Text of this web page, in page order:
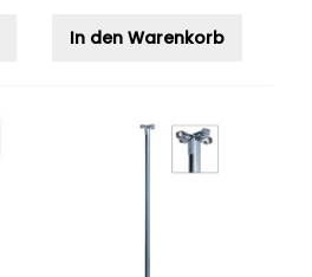
In den Warenkorb